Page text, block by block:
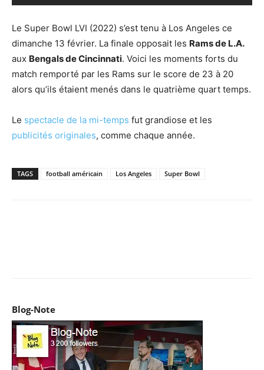
Le Super Bowl LVI (2022) s’est tenu à Los Angeles ce
dimanche 13 février. La finale opposait les Rams de L.A.
aux Bengals de Cincinnati. Voici les moments forts du
match remporté par les Rams sur le score de 23 à 20
alors qu’ils étaient menés dans le quatrième quart temps.
Le spectacle de la mi-temps fut grandiose et les
publicités originales, comme chaque année.
TAGS football américain Los Angeles Super Bowl
Blog-Note